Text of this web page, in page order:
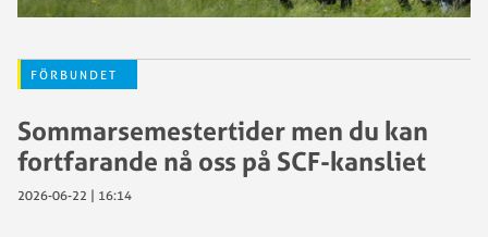
FÖRBUNDET
Sommarsemestertider men du kan
fortfarande nå oss på SCF-kansliet
2026-06-22 | 16:14